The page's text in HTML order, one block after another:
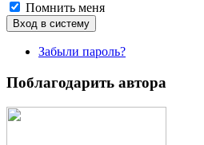
Помнить меня
Забыли пароль?
Поблагодарить автора